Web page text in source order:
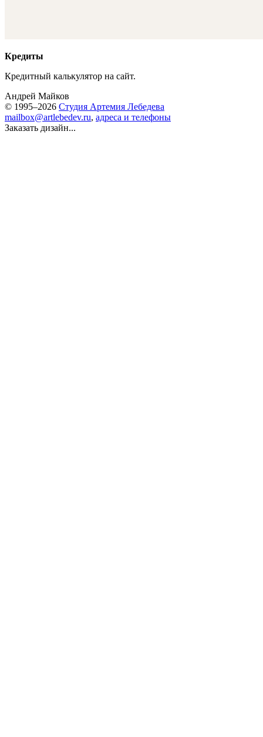
Кредиты
Кредитный калькулятор на сайт.
Андрей Майков
© 1995–2026 Студия Артемия Лебедева
mailbox@artlebedev.ru, адреса и телефоны
Заказать дизайн...